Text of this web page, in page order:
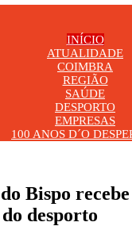
INÍCIO
ATUALIDADE
COIMBRA
REGIÃO
SAÚDE
DESPORTO
EMPRESAS
100 ANOS D´O
Bispo
desporto